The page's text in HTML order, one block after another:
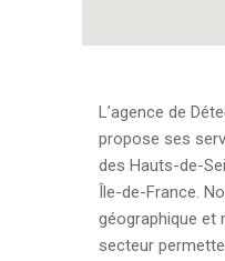
L’agence de
propose ses
des Hauts-de-
Île-de-France.
géographique et
secteur